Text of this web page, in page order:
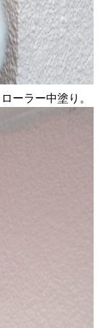
ーラー中塗り。